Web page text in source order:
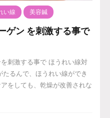
い線 美容鍼
ゲン を刺激する事で
刺激する事で ほうれい線対
るんで、ほうれい線ができ
をしても、乾燥が改善されな